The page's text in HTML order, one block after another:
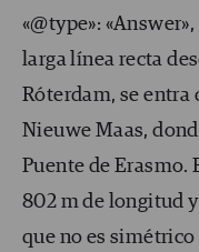
«@type»:
larga línea recta
Róterdam, se entra
Nieuwe Maas,
Puente de Erasmo.
802 m de longitud
que no es simétrico